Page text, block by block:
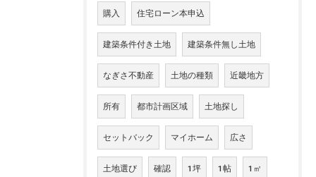
購入 住宅ローン本申込
建築条件付き土地 建築条件無し土地
なぎさ不動産 土地の種類 近畿地方
所有 都市計画区域 土地探し
セットバック マイホーム 広さ
土地選び 確認 1坪 1帖 1㎡